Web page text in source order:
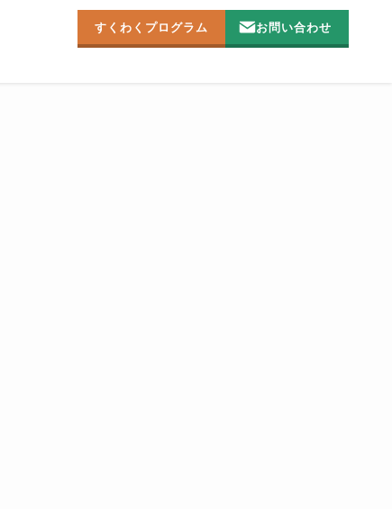
すくわくプログラム お問い合わせ